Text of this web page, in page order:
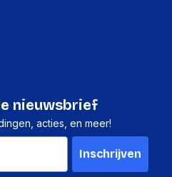
nieuwsbrief
acties, en meer!
Inschrijven